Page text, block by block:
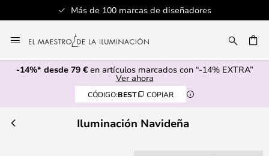
Más de 100 marcas de diseñadores
al
contenido
-14%* desde 79 €en artículos marcados con “-14% EXTRA”
Ver ahora
CÓDIGO:BEST COPIAR
Iluminación Navideña